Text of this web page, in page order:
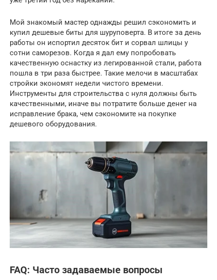
Мой знакомый мастер однажды решил сэкономить и
купил дешевые биты для шуруповерта. В итоге за день
работы он испортил десяток бит и сорвал шлицы у
сотни саморезов. Когда я дал ему попробовать
качественную оснастку из легированной стали, работа
пошла в три раза быстрее. Такие мелочи в масштабах
стройки экономят недели чистого времени.
Инструменты для строительства с нуля должны быть
качественными, иначе вы потратите больше денег на
исправление брака, чем сэкономите на покупке
дешевого оборудования.
FAQ: Часто задаваемые вопросы